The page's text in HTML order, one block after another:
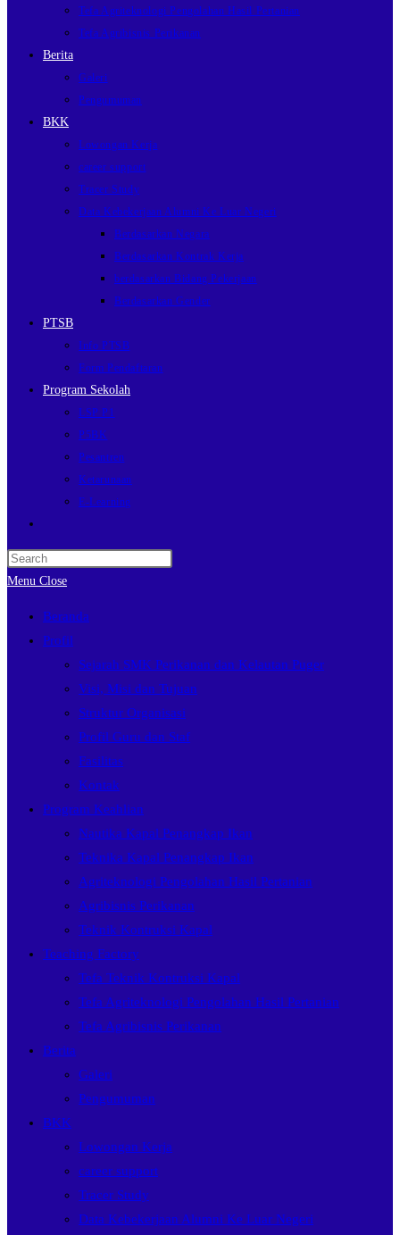
Tefa Agriteknologi Pengolahan Hasil Pertanian
Tefa Agribisnis Perikanan
Berita
Galeri
Pengumuman
BKK
Lowongan Kerja
career support
Tracer Study
Data Kebekerjaan Alumni Ke Luar Negeri
Berdasarkan Negara
Berdasarkan Kontrak Kerja
berdasarkan Bidang Pekerjaan
Berdasarkan Gender
PTSB
Info PTSB
Form Pendaftaran
Program Sekolah
LSP P1
P5BK
Pesantren
Ketarunaan
E-Learning
search
Menu Close
Beranda
Profil
Sejarah SMK Perikanan dan Kelautan Puger
Visi, Misi dan Tujuan
Struktur Organisasi
Profil Guru dan Staf
Fasilitas
Kontak
Program Keahlian
Nautika Kapal Penangkap Ikan
Teknika Kapal Penangkap Ikan
Agriteknologi Pengolahan Hasil Pertanian
Agribisnis Perikanan
Teknik Kontruksi Kapal
Teaching Factory
Tefa Teknik Kontruksi Kapal
Tefa Agriteknologi Pengolahan Hasil Pertanian
Tefa Agribisnis Perikanan
Berita
Galeri
Pengumuman
BKK
Lowongan Kerja
career support
Tracer Study
Data Kebekerjaan Alumni Ke Luar Negeri